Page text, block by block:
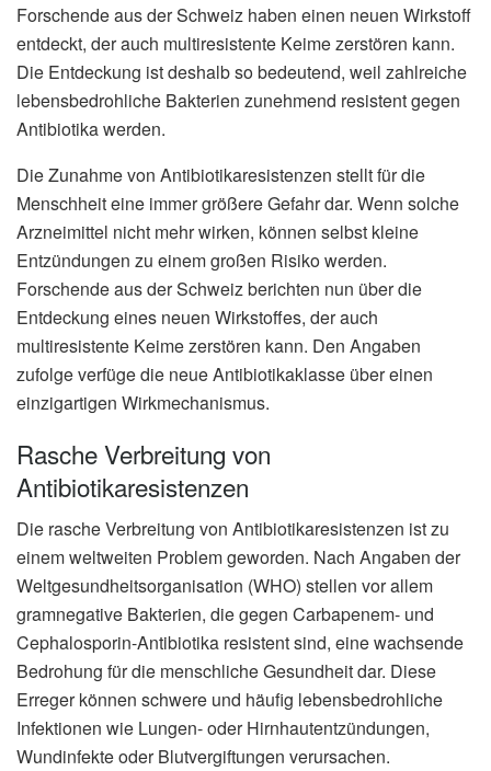
Forschende aus der Schweiz haben einen neuen Wirkstoff
entdeckt, der auch multiresistente Keime zerstören kann.
Die Entdeckung ist deshalb so bedeutend, weil zahlreiche
lebensbedrohliche Bakterien zunehmend resistent gegen
Antibiotika werden.
Die Zunahme von Antibiotikaresistenzen stellt für die
Menschheit eine immer größere Gefahr dar. Wenn solche
Arzneimittel nicht mehr wirken, können selbst kleine
Entzündungen zu einem großen Risiko werden.
Forschende aus der Schweiz berichten nun über die
Entdeckung eines neuen Wirkstoffes, der auch
multiresistente Keime zerstören kann. Den Angaben
zufolge verfüge die neue Antibiotikaklasse über einen
einzigartigen Wirkmechanismus.
Rasche Verbreitung von
Antibiotikaresistenzen
Die rasche Verbreitung von Antibiotikaresistenzen ist zu
einem weltweiten Problem geworden. Nach Angaben der
Weltgesundheitsorganisation (WHO) stellen vor allem
gramnegative Bakterien, die gegen Carbapenem- und
Cephalosporin-Antibiotika resistent sind, eine wachsende
Bedrohung für die menschliche Gesundheit dar. Diese
Erreger können schwere und häufig lebensbedrohliche
Infektionen wie Lungen- oder Hirnhautentzündungen,
Wundinfekte oder Blutvergiftungen verursachen.